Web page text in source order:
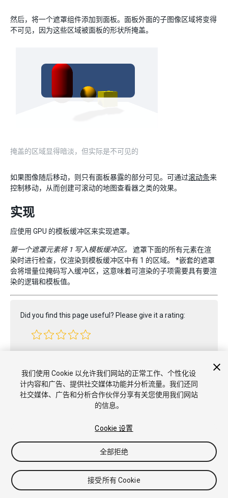
然后，将一个遮罩组件添加到面板。面板外面的子图像区域将变得
不可见，因为这些区域被面板的形状所掩盖。
掩盖的区域显得暗淡，但实际是不可见的
如果图像随后移动，则只有面板暴露的部分可见。可通过滚动条来
控制移动，从而创建可滚动的地图查看器之类的效果。
实现
应使用 GPU 的模板缓冲区来实现遮罩。
第一个遮罩元素将 1 写入模板缓冲区。 遮罩下面的所有元素在渲
染时进行检查，仅渲染到模板缓冲区中有 1 的区域。 *嵌套的遮罩
会将增量位掩码写入缓冲区，这意味着可渲染的子项需要具有要渲
染的逻辑和模板值。
Did you find this page useful? Please give it a rating:
版权所有 © 2020 Unity Technologies. Publication 2019.4
律条款
Cookie
不要出售或分享我的个人信息
Cookie 偏好
我们使用 Cookie 以允许我们网站的正常工作、个性化设
计内容和广告、提供社交媒体功能并分析流量。我们还同
社交媒体、广告和分析合作伙伴分享有关您使用我们网站
的信息。
Cookie 设置
全部拒绝
接受所有 Cookie